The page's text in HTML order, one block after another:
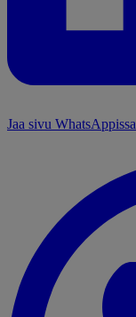
Jaa sivu WhatsAppissa